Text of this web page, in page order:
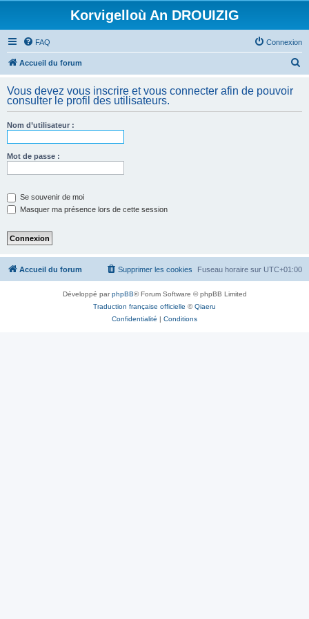
Korvigelloù An DROUIZIG
FAQ Connexion
Accueil du forum
h
Vous devez vous inscrire et vous connecter afin de pouvoir
consulter le profil des utilisateurs.
Nom d’utilisateur :
Mot de passe :
Se souvenir de moi
Masquer ma présence lors de cette session
Accueil du forum Fuseau horaire sur UTC+01:00
Supprimer les cookies
Développé parphpBB® Forum Software © phpBB Limited
Traduction française officielle ©Qiaeru
Confidentialité | Conditions